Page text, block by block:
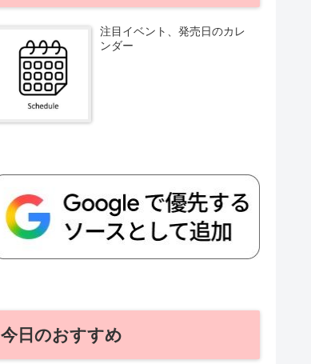
注目イベント、発売日のカレ
ンダー
今日のおすすめ